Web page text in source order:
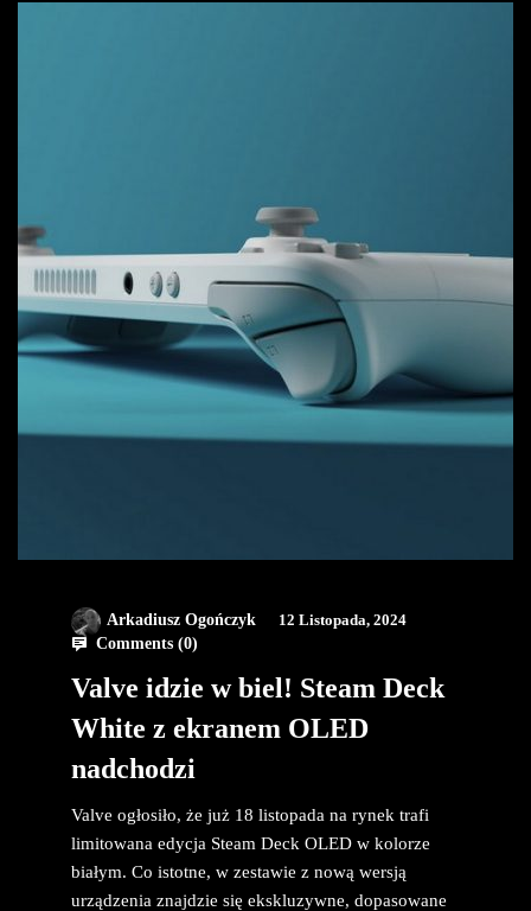
Arkadiusz Ogończyk
12 Listopada, 2024
Comments (0)
Valve idzie w biel! Steam Deck
White z ekranem OLED
nadchodzi
Valve ogłosiło, że już 18 listopada na rynek trafi
limitowana edycja Steam Deck OLED w kolorze
białym. Co istotne, w zestawie z nową wersją
urządzenia znajdzie się ekskluzywne, dopasowane